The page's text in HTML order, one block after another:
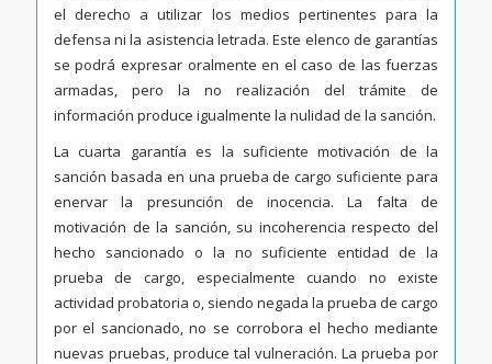
el derecho a utilizar los medios pertinentes para la
defensa ni la asistencia letrada. Este elenco de garantías
se podrá expresar oralmente en el caso de las fuerzas
armadas, pero la no realización del trámite de
información produce igualmente la nulidad de la sanción.
La cuarta garantía es la suficiente motivación de la
sanción basada en una prueba de cargo suficiente para
enervar la presunción de inocencia. La falta de
motivación de la sanción, su incoherencia respecto del
hecho sancionado o la no suficiente entidad de la
prueba de cargo, especialmente cuando no existe
actividad probatoria o, siendo negada la prueba de cargo
por el sancionado, no se corrobora el hecho mediante
nuevas pruebas, produce tal vulneración. La prueba por